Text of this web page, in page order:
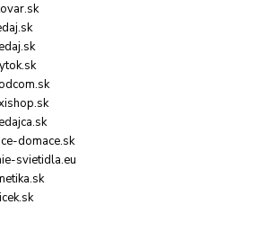
domace.sk
svietidla.eu